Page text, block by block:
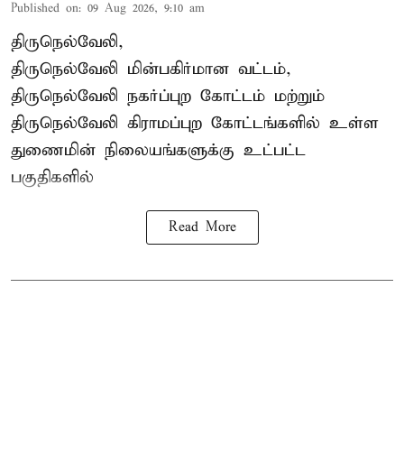
Published on: 09 Aug 2026, 9:10 am
திருநெல்வேலி,
திருநெல்வேலி மின்பகிர்மான வட்டம்,
திருநெல்வேலி நகர்ப்புற கோட்டம் மற்றும்
திருநெல்வேலி கிராமப்புற கோட்டங்களில் உள்ள
துணைமின் நிலையங்களுக்கு உட்பட்ட
பகுதிகளில்
Read More